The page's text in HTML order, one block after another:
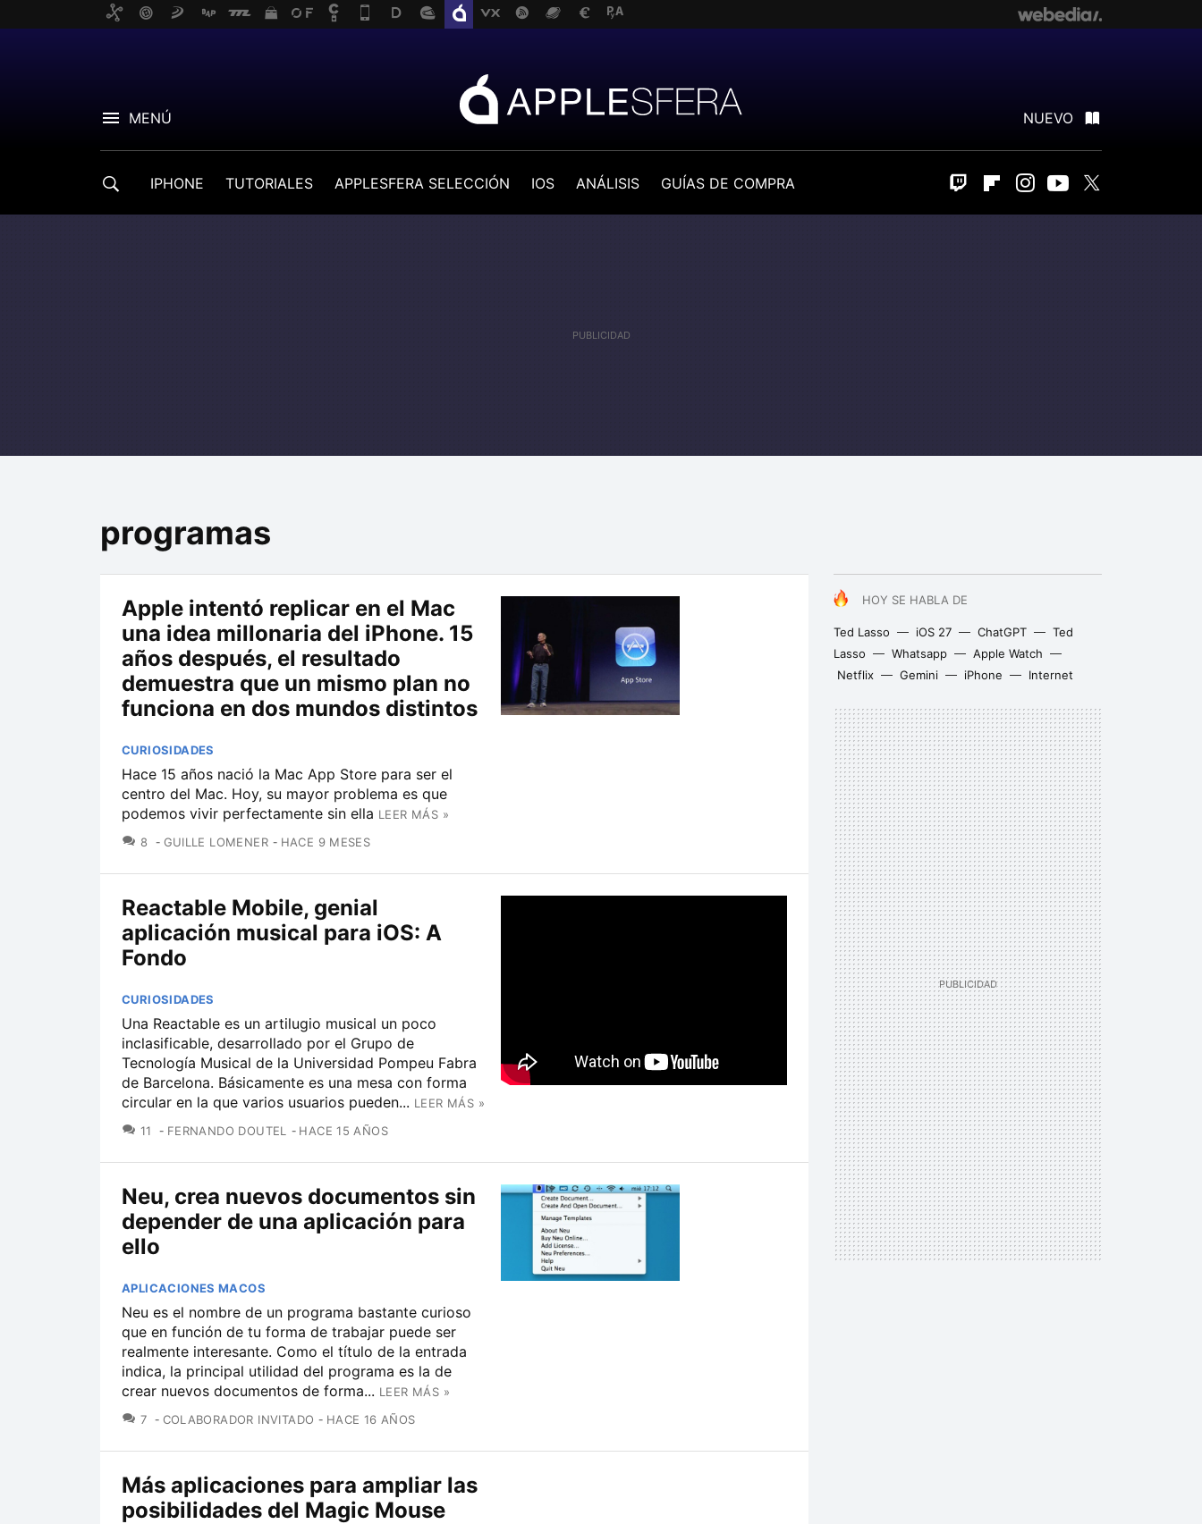
MENÚ NUEVO
IPHONE TUTORIALES APPLESFERA SELECCIÓN IOS ANÁLISIS GUÍAS DE COMPRA Twitch FlipboardInstagram
Youtube
programas
HOY SE HABLA DE
Ted Lasso iOS 27 ChatGPT
Ted
Lasso
Whatsapp
Apple Watch
Netflix
Gemini iPhone Internet
Apple intentó replicar en el Mac
una idea millonaria del iPhone. 15
años después, el resultado
demuestra que un mismo plan no
funciona en dos mundos distintos
CURIOSIDADES
Hace 15 años nació la Mac App Store para ser el
centro del Mac. Hoy, su mayor problema es que
podemos vivir perfectamente sin ella LEER MÁS »
8 COMENTARIOS
GUILLE LOMENER HACE 9 MESES
Reactable Mobile, genial
aplicación musical para iOS: A
Fondo
CURIOSIDADES
Una Reactable es un artilugio musical un poco
inclasificable, desarrollado por el Grupo de
Tecnología Musical de la Universidad Pompeu Fabra
de Barcelona. Básicamente es una mesa con forma
circular en la que varios usuarios pueden... LEER MÁS »
11
COMENTARIOS
FERNANDO DOUTEL HACE 15 AÑOS
Neu, crea nuevos documentos sin
depender de una aplicación para
ello
APLICACIONES MACOS
Neu es el nombre de un programa bastante curioso
que en función de tu forma de trabajar puede ser
realmente interesante. Como el título de la entrada
indica, la principal utilidad del programa es la de
crear nuevos documentos de forma... LEER MÁS »
7 COMENTARIOS
COLABORADOR INVITADO HACE 16 AÑOS
Más aplicaciones para ampliar las
posibilidades del Magic Mouse